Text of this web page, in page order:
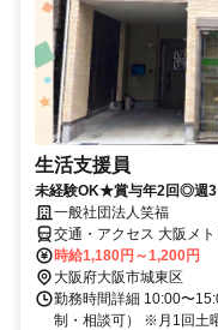
生活支援員
未経験OK★賞与年2回◎週3
一般社団法人笑福
交通・アクセス 大阪メ
時給1,180円～1,200円
大阪府大阪市城東区
勤務時間詳細 10:00〜
制・相談可） ※月1回土